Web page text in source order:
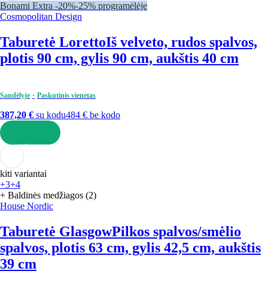
Bonami Extra -20%-25% programėlėje
Cosmopolitan Design
Taburetė LorettoIš velveto, rudos spalvos,
plotis 90 cm, gylis 90 cm, aukštis 40 cm
Sandėlyje Paskutinis vienetas
387,20 € su kodu484 € be kodo
Į KREPŠELĮ
kiti variantai
+3+4
+ Baldinės medžiagos (2)
House Nordic
Taburetė GlasgowPilkos spalvos/smėlio
spalvos, plotis 63 cm, gylis 42,5 cm, aukštis
39 cm